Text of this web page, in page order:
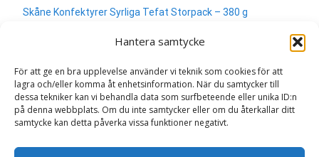
Hantera samtycke
För att ge en bra upplevelse använder vi teknik som cookies för att
lagra och/eller komma åt enhetsinformation. När du samtycker till
dessa tekniker kan vi behandla data som surfbeteende eller unika ID:n
på denna webbplats. Om du inte samtycker eller om du återkallar ditt
samtycke kan detta påverka vissa funktioner negativt.
Skåne Konfektyrer Syrliga Tefat Storpack – 380 g
Search